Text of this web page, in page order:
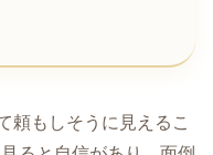
頼もしそうに見えるこ